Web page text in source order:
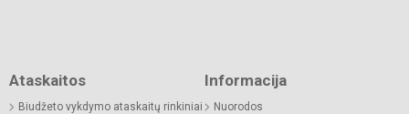
Ataskaitos
Biudžeto vykdymo ataskaitų rinkiniai
Informacija
Nuorodos